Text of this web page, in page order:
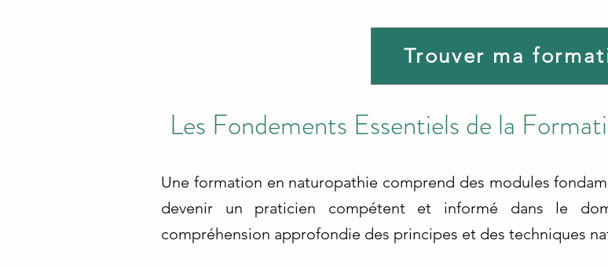
Trouver ma
Les Fondements Essentiels de la
Une formation en naturopathie comprend des modules
devenir un praticien compétent et informé dans le
compréhension approfondie des principes et des techniques